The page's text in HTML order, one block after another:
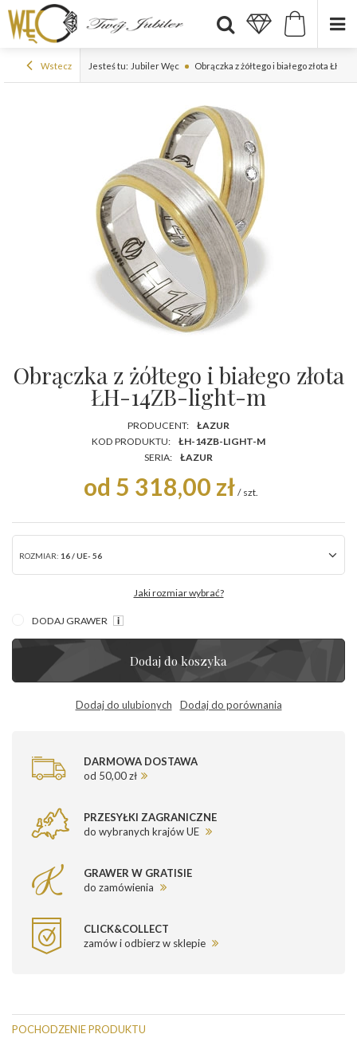
Wstecz Jesteś tu: Jubiler Węc Obrączka z żółtego i białego złota ŁH-
Obrączka z żółtego i białego złota
ŁH-14ZB-light-m
PRODUCENT:
ŁAZUR
KOD PRODUKTU:
ŁH-14ZB-LIGHT-M
SERIA:
ŁAZUR
od 5 318,00 zł / szt.
ROZMIAR: 16 / UE- 56
Jaki rozmiar wybrać?
DODAJ GRAWER
Dodaj do koszyka
Dodaj do ulubionych Dodaj do porównania
DARMOWA DOSTAWA
od 50,00 zł
PRZESYŁKI ZAGRANICZNE
do wybranych krajów UE
GRAWER W GRATISIE
do zamówienia
CLICK&COLLECT
zamów i odbierz w sklepie
POCHODZENIE PRODUKTU